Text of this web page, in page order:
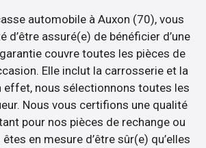
automobile à Auxon (70), vous
d’être assuré(e) de bénéficier d’une
couvre toutes les pièces de
Elle inclut la carrosserie et la
effet, nous sélectionnons toutes les
Nous vous certifions une qualité
pour nos pièces de rechange ou
êtes en mesure d’être sûr(e) qu’elles